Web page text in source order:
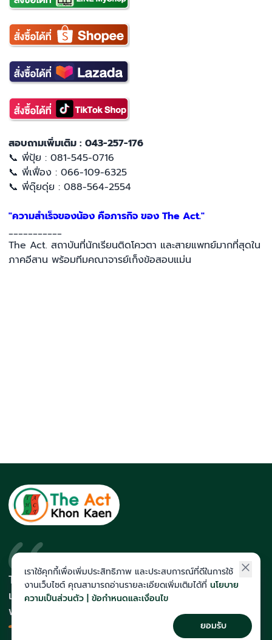
สอบถามเพิ่มเติม : 043-257-176
📞 พี่ปุ้ย : 081-545-0716
📞 พี่เฟื่อง : 066-109-6325
📞 พี่ดุ๊ยดุ่ย : 088-564-2554
"ความสำเร็จของน้อง คือภารกิจ ของ The Act."
___________
The Act. สถาบันที่นักเรียนติดโควตา และสายแพทย์มากที่สุดใน
ภาคอีสาน พร้อมทีมคณาจารย์เก็งข้อสอบแม่น
The Act สถาบันที่นักเรียนติดโควตา
และสายแพทย์มากที่สุดในภาคอีสาน
พร้อมทีมคณาจารย์เก็งข้อสอบแม่น
เราใช้คุกกี้เพื่อเพิ่มประสิทธิภาพ และประสบการณ์ที่ดีในการใช้
งานเว็บไซต์ คุณสามารถอ่านรายละเอียดเพิ่มเติมได้ที่ นโยบาย
ความเป็นส่วนตัว | ข้อกำหนดและเงื่อนไข
ยอมรับ